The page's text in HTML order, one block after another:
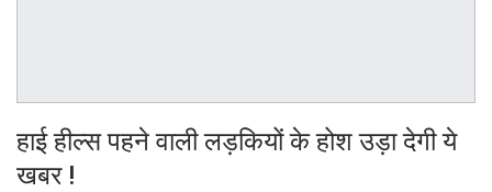
हाई हील्स पहने वाली लड़कियों के होश उड़ा देगी ये
खबर !